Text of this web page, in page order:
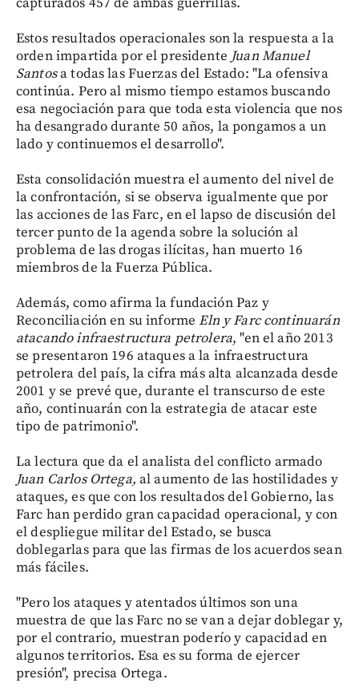
Estos resultados operacionales son la respuesta a la
orden impartida por el presidente Juan Manuel
Santosa todas las Fuerzas del Estado: "La ofensiva
continúa. Pero al mismo tiempo estamos buscando
esa negociación para que toda esta violencia que nos
ha desangrado durante 50 años, la pongamos a un
lado y continuemos el desarrollo".
Esta consolidación muestra el aumento del nivel de
la confrontación, si se observa igualmente que por
las acciones de las Farc, en el lapso de discusión del
tercer punto de la agenda sobre la solución al
problema de las drogas ilícitas, han muerto 16
miembros de la Fuerza Pública.
Además, como afirma la fundación Paz y
Reconciliación en su informeEln y Farc continuarán
atacando infraestructura petrolera, "en el año 2013
se presentaron 196 ataques a la infraestructura
petrolera del país, la cifra más alta alcanzada desde
2001 y se prevé que, durante el transcurso de este
año, continuarán con la estrategia de atacar este
tipo de patrimonio".
La lectura que da el analista del conflicto armado
Juan Carlos Ortega, al aumento de las hostilidades y
ataques, es que con los resultados del Gobierno, las
Farc han perdido gran capacidad operacional, y con
el despliegue militar del Estado, se busca
doblegarlas para que las firmas de los acuerdos sean
más fáciles.
"Pero los ataques y atentados últimos son una
muestra de que las Farc no se van a dejar doblegar y,
por el contrario, muestran poderío y capacidad en
algunos territorios. Esa es su forma de ejercer
presión", precisa Ortega.